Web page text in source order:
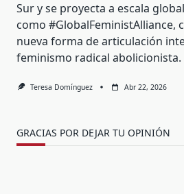
Sur y se proyecta a escala
como #GlobalFeministAlliance,
nueva forma de articulación
feminismo radical abolicionista.
Teresa Domínguez Abr 22, 2026
GRACIAS POR DEJAR TU OPINIÓN